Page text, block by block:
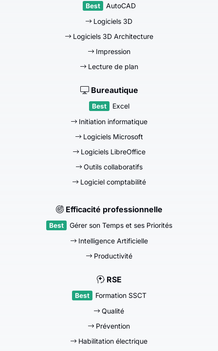
AutoCAD
Logiciels 3D
Logiciels 3D Architecture
Impression
Lecture de plan
Bureautique
Excel
Initiation informatique
Logiciels Microsoft
Logiciels LibreOffice
Outils collaboratifs
Logiciel comptabilité
Efficacité professionnelle
Gérer son Temps et ses Priorités
Intelligence Artificielle
Productivité
RSE
Formation SSCT
Qualité
Prévention
Habilitation électrique